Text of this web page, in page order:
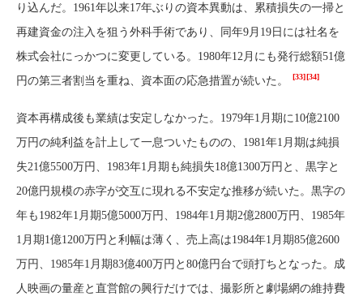
り込んだ。1961年以来17年ぶりの資本異動は、累積損失の一掃と
再建資金の注入を狙う外科手術であり、同年9月19日には社名を
株式会社にっかつに変更している。1980年12月にも発行総額51億
円の第三者割当を重ね、資本面の応急措置が続いた。
[33][34]
資本再構成後も業績は安定しなかった。1979年1月期に10億2100
万円の純利益を計上して一息ついたものの、1981年1月期は純損
失21億5500万円、1983年1月期も純損失18億1300万円と、黒字と
20億円規模の赤字が交互に現れる不安定な推移が続いた。黒字の
年も1982年1月期5億5000万円、1984年1月期2億2800万円、1985年
1月期1億1200万円と利幅は薄く、売上高は1984年1月期85億2600
万円、1985年1月期83億400万円と80億円台で頭打ちとなった。成
人映画の量産と直営館の興行だけでは、撮影所と劇場網の維持費